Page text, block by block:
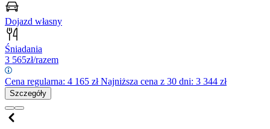
Dojazd własny
Śniadania
3 565zł/razem
Cena regularna: 4 165 złNajniższa cena z 30 dni: 3 344 zł
Szczegóły